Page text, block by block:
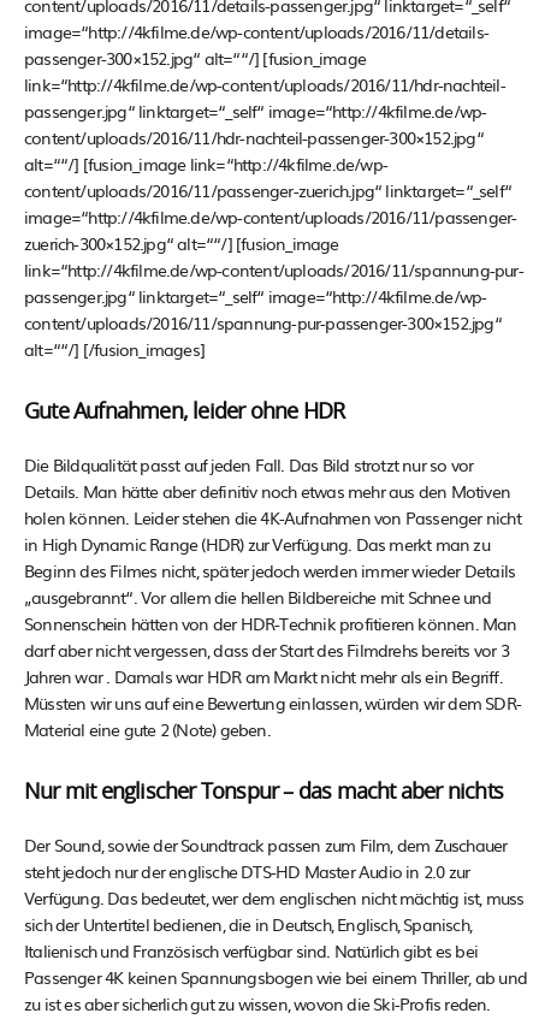
content/uploads/2016/11/details-passenger.jpg“ linktarget=“_self“
image=“http://4kfilme.de/wp-content/uploads/2016/11/details-
passenger-300×152.jpg“ alt=““/] [fusion_image
link=“http://4kfilme.de/wp-content/uploads/2016/11/hdr-nachteil-
passenger.jpg“ linktarget=“_self“ image=“http://4kfilme.de/wp-
content/uploads/2016/11/hdr-nachteil-passenger-300×152.jpg“
alt=““/] [fusion_image link=“http://4kfilme.de/wp-
content/uploads/2016/11/passenger-zuerich.jpg“ linktarget=“_self“
image=“http://4kfilme.de/wp-content/uploads/2016/11/passenger-
zuerich-300×152.jpg“ alt=““/] [fusion_image
link=“http://4kfilme.de/wp-content/uploads/2016/11/spannung-pur-
passenger.jpg“ linktarget=“_self“ image=“http://4kfilme.de/wp-
content/uploads/2016/11/spannung-pur-passenger-300×152.jpg“
alt=““/] [/fusion_images]
Gute Aufnahmen, leider ohne HDR
Die Bildqualität passt auf jeden Fall. Das Bild strotzt nur so vor
Details. Man hätte aber definitiv noch etwas mehr aus den Motiven
holen können. Leider stehen die 4K-Aufnahmen von Passenger nicht
in High Dynamic Range (HDR) zur Verfügung. Das merkt man zu
Beginn des Filmes nicht, später jedoch werden immer wieder Details
„ausgebrannt“. Vor allem die hellen Bildbereiche mit Schnee und
Sonnenschein hätten von der HDR-Technik profitieren können. Man
darf aber nicht vergessen, dass der Start des Filmdrehs bereits vor 3
Jahren war . Damals war HDR am Markt nicht mehr als ein Begriff.
Müssten wir uns auf eine Bewertung einlassen, würden wir dem SDR-
Material eine gute 2 (Note) geben.
Nur mit englischer Tonspur – das macht aber nichts
Der Sound, sowie der Soundtrack passen zum Film, dem Zuschauer
steht jedoch nur der englische DTS-HD Master Audio in 2.0 zur
Verfügung. Das bedeutet, wer dem englischen nicht mächtig ist, muss
sich der Untertitel bedienen, die in Deutsch, Englisch, Spanisch,
Italienisch und Französisch verfügbar sind. Natürlich gibt es bei
Passenger 4K keinen Spannungsbogen wie bei einem Thriller, ab und
zu ist es aber sicherlich gut zu wissen, wovon die Ski-Profis reden.